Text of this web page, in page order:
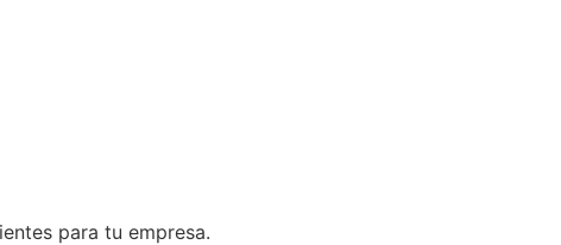
para tu empresa.